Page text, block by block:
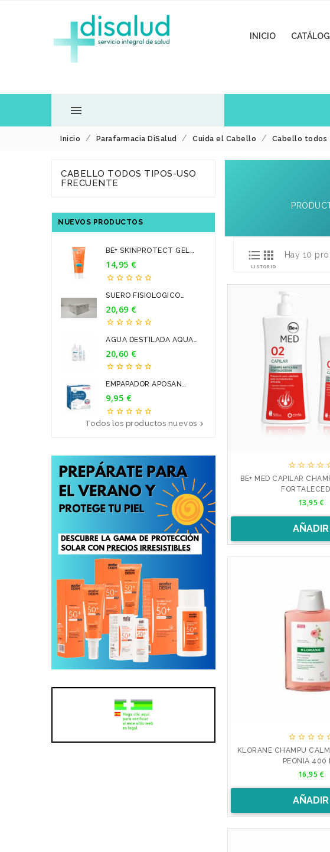
INICIO

TODOS LOS
DEPARTAMENTOS
Inicio Parafarmacia DiSalud Cuida el Cabello Cabello todos
CABELLO TODOS TIPOS-USO
FRECUENTE
NUEVOS PRODUCTOS
BE+ SKINPROTECT GEL
CREMA...
Precio
14,95 €
    
SUERO FISIOLOGICO
Precio
20,69 €
    
AGUA DESTILADA AQUA
PARA...
Precio
20,60 €
    
EMPAPADOR APOSAN
60*90CM 20U
Precio
9,95 €
    
Todos los productos nuevos 

LIST

GRID
Hay 10
   
BE+ MED CAPILAR
13,95 €
AÑADIR
   
KLORANE CHAMPU
PEONIA 400
16,95 €
AÑADIR